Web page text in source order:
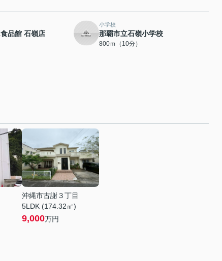
品館 石嶺店
小学校
那覇市立石嶺小学校
800ｍ（10分）
沖縄市古謝３丁目
5LDK (174.32㎡)
9,000万円